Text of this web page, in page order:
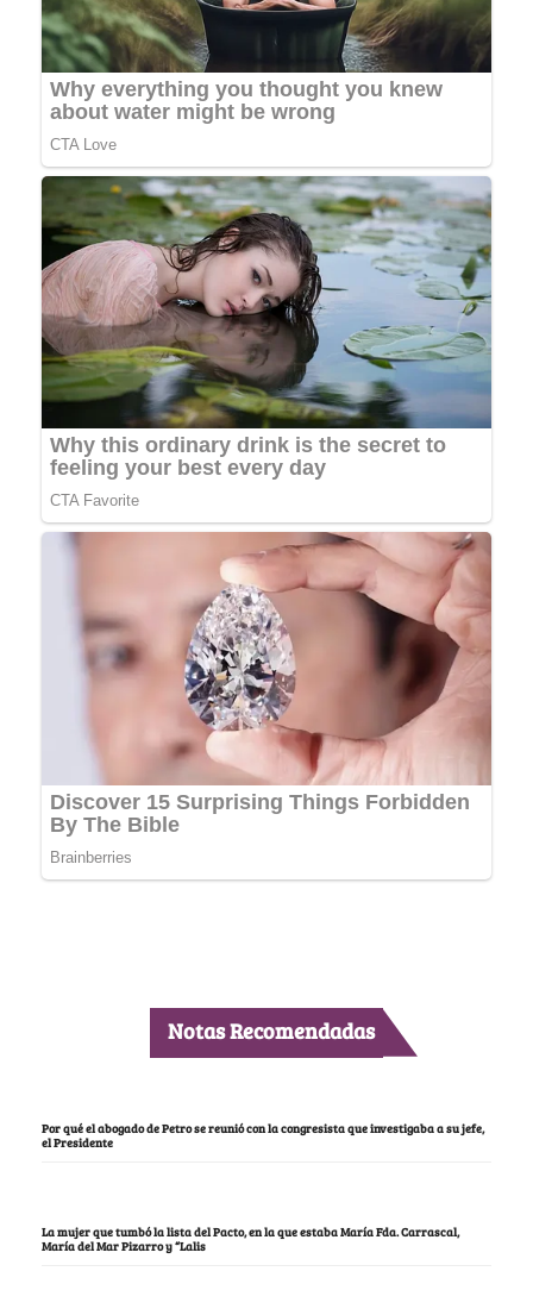
Notas Recomendadas
Por qué el abogado de Petro se reunió con la congresista que investigaba a su jefe,
el Presidente
La mujer que tumbó la lista del Pacto, en la que estaba María Fda. Carrascal,
María del Mar Pizarro y “Lalis